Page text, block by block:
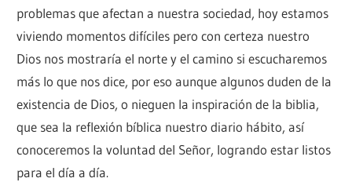
problemas que afectan a nuestra sociedad, hoy estamos
viviendo momentos difíciles pero con certeza nuestro
Dios nos mostraría el norte y el camino si escucharemos
más lo que nos dice, por eso aunque algunos duden de la
existencia de Dios, o nieguen la inspiración de la biblia,
que sea la reflexión bíblica nuestro diario hábito, así
conoceremos la voluntad del Señor, logrando estar listos
para el día a día.